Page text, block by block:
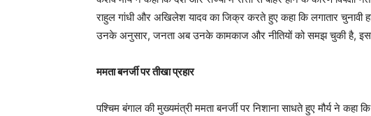
राहुल गांधी और अखिलेश यादव का जिक्र करते हुए कहा कि लगातार चुनावी
उनके अनुसार, जनता अब उनके कामकाज और नीतियों को समझ चुकी है,
ममता बनर्जी पर तीखा प्रहार
पश्चिम बंगाल की मुख्यमंत्री ममता बनर्जी पर निशाना साधते हुए मौर्य ने कहा